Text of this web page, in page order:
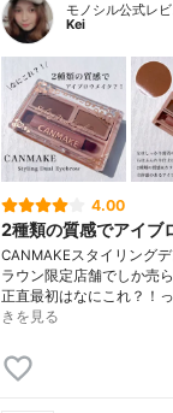
モノシル公式レ
Kei
4.00
2種類の質感でアイブ
CANMAKEスタイリング
ラウン限定店舗でしか売
正直最初はなにこれ？！
きを見る